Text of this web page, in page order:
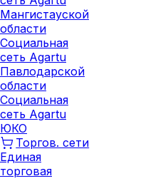
Мангистауской
области
Социальная
сеть Agartu
Павлодарской
области
Социальная
сеть Agartu
ЮКО
Торгов. сети
Единая
торговая